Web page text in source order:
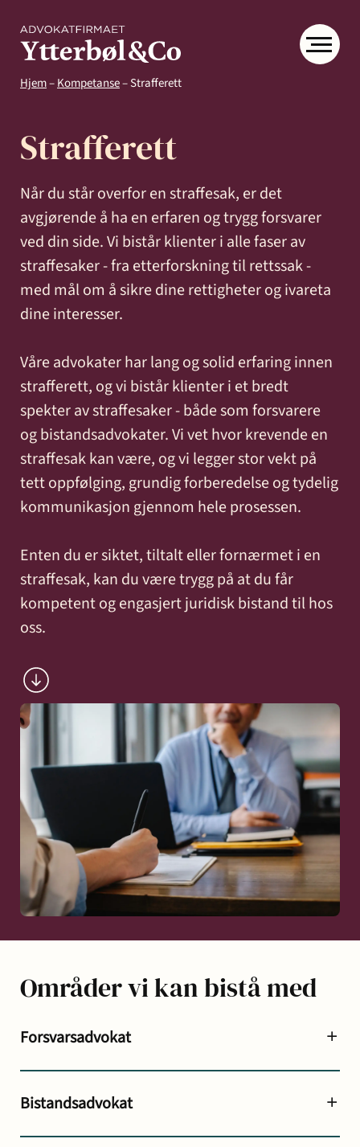
Hjem–Kompetanse–Strafferett
Strafferett
Når du står overfor en straffesak, er det
avgjørende å ha en erfaren og trygg forsvarer
ved din side. Vi bistår klienter i alle faser av
straffesaker - fra etterforskning til rettssak -
med mål om å sikre dine rettigheter og ivareta
dine interesser.
Våre advokater har lang og solid erfaring innen
strafferett, og vi bistår klienter i et bredt
spekter av straffesaker - både som forsvarere
og bistandsadvokater. Vi vet hvor krevende en
straffesak kan være, og vi legger stor vekt på
tett oppfølging, grundig forberedelse og tydelig
kommunikasjon gjennom hele prosessen.
Enten du er siktet, tiltalt eller fornærmet i en
straffesak, kan du være trygg på at du får
kompetent og engasjert juridisk bistand til hos
oss.
Områder vi kan bistå med
Forsvarsadvokat
Bistandsadvokat
Kompetanse
Arbeidsrett
Arv
og
Avtaler
og
Eiendom
Eiendomsutvikling
og
Entreprise
-
bygg
og
anlegg
Erstatning
ved
personskade
og
sykdom
Familie
og
samliv
Forbrukersaker
Konkurs
og
insolvens
Offentlige
anskaffelser
Selskapsrett
Skatt
og
avgift
Strafferett
Transaksjoner
Menneskene
Kontakt
Karriere
Om
& Co
og miljø